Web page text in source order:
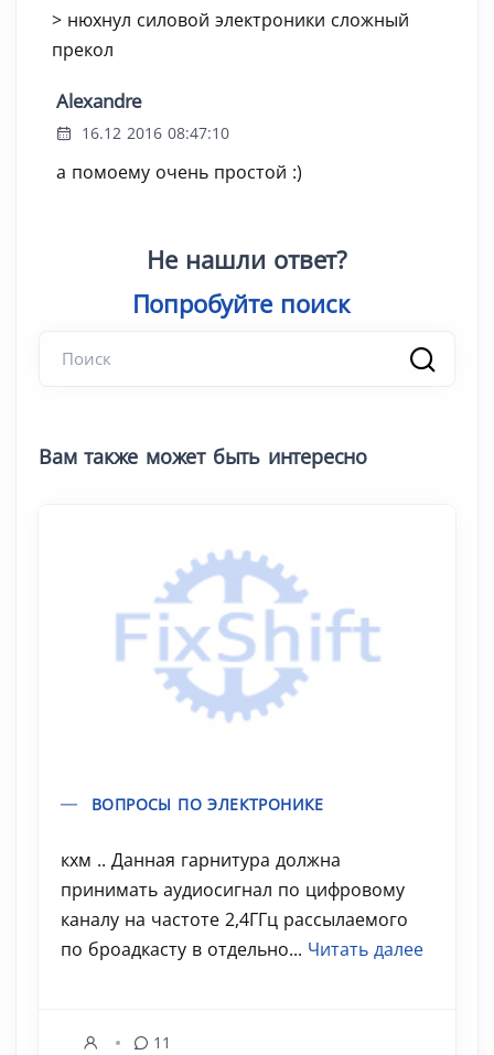
> нюхнул силовой электроники сложный
прекол
Alexandre
16.12 2016 08:47:10
а помоему очень простой :)
Не нашли ответ?
Попробуйте поиск|
Вам также может быть интересно
ВОПРОСЫ ПО ЭЛЕКТРОНИКЕ
кхм .. Данная гарнитура должна
принимать аудиосигнал по цифровому
каналу на частоте 2,4ГГц рассылаемого
по броадкасту в отдельно... Читать далее
11